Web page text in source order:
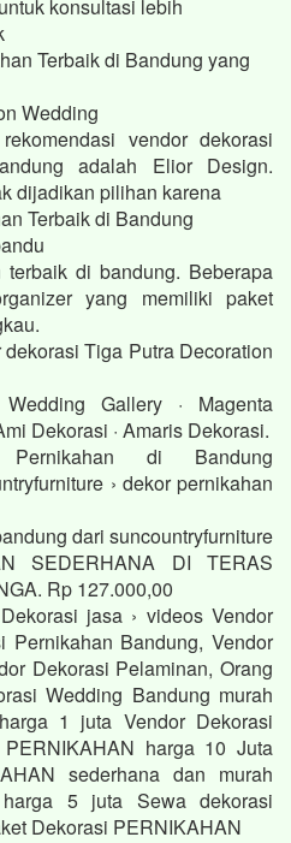
konsultasi lebih
Terbaik di Bandung yang
Wedding
vendor dekorasi
adalah Elior Design.
dijadikan pilihan karena
Terbaik di Bandung
di bandung. Beberapa
yang memiliki paket
Tiga Putra Decoration
Gallery · Magenta
Dekorasi · Amaris Dekorasi.
di Bandung
› dekor pernikahan
dari suncountryfurniture
SEDERHANA DI TERAS
Rp 127.000,00
jasa › videos Vendor
Pernikahan Bandung, Vendor
Dekorasi Pelaminan, Orang
Wedding Bandung murah
1 juta Vendor Dekorasi
harga 10 Juta
sederhana dan murah
5 juta Sewa dekorasi
Dekorasi PERNIKAHAN